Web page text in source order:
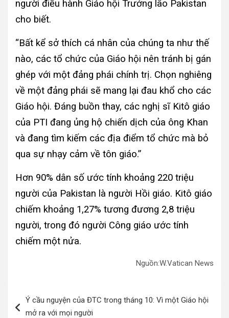
người điều hành Giáo hội Trưởng lão Pakistan
cho biết.
“Bất kể sở thích cá nhân của chúng ta như thế
nào, các tổ chức của Giáo hội nên tránh bị gán
ghép với một đảng phái chính trị. Chọn nghiêng
về một đảng phái sẽ mang lại đau khổ cho các
Giáo hội. Đáng buồn thay, các nghị sĩ Kitô giáo
của PTI đang ủng hộ chiến dịch của ông Khan
và đang tìm kiếm các địa điểm tổ chức mà bỏ
qua sự nhạy cảm về tôn giáo.”
Hơn 90% dân số ước tính khoảng 220 triệu
người của Pakistan là người Hồi giáo. Kitô giáo
chiếm khoảng 1,27% tương đương 2,8 triệu
người, trong đó người Công giáo ước tính
chiếm một nửa.
Nguồn:W.Vatican News
hướng
Ý cầu nguyện của ĐTC trong tháng 10: Vì một Giáo hội
mở ra với mọi người